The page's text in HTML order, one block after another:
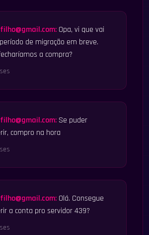
: Opa, vi que vai
de migração em breve.
a compra?
: Se puder
compro na hora
: Olá. Consegue
a conta pro servidor 439?